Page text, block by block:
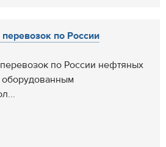
по России
по России нефтяных
оборудованным